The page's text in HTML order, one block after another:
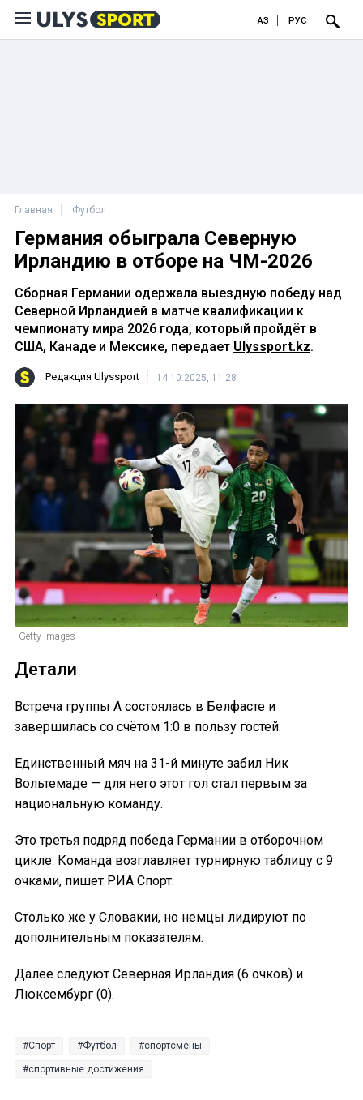
ҚАЗ РУС
Главная Футбол
Германия обыграла Северную
Ирландию в отборе на ЧМ-2026
Сборная Германии одержала выездную победу над
Северной Ирландией в матче квалификации к
чемпионату мира 2026 года, который пройдёт в
США, Канаде и Мексике, передает Ulyssport.kz.
Редакция Ulyssport 14.10.2025, 11:28
Getty Images
Детали
Встреча группы A состоялась в Белфасте и
завершилась со счётом 1:0 в пользу гостей.
Единственный мяч на 31-й минуте забил Ник
Вольтемаде — для него этот гол стал первым за
национальную команду.
Это третья подряд победа Германии в отборочном
цикле. Команда возглавляет турнирную таблицу с 9
очками, пишет РИА Спорт.
Столько же у Словакии, но немцы лидируют по
дополнительным показателям.
Далее следуют Северная Ирландия (6 очков) и
Люксембург (0).
Спорт Футбол спортсмены
спортивные достижения